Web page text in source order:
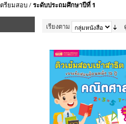
รียมสอบ/ระดับประถมศึกษาปีที่ 1
เรียงตาม